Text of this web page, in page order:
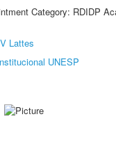
Category: RDIDP
Lattes
UNESP